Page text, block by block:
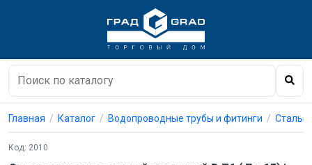
Главная Каталог Водопроводные трубы и фитинги
Код: 2010